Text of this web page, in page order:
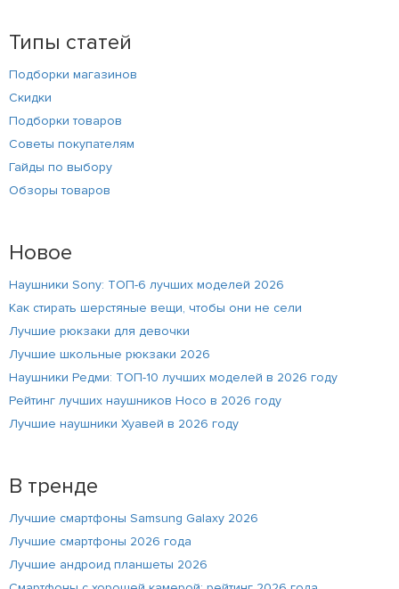
Типы статей
Подборки магазинов
Скидки
Подборки товаров
Советы покупателям
Гайды по выбору
Обзоры товаров
Новое
Наушники Sony: ТОП-6 лучших моделей 2026
Как стирать шерстяные вещи, чтобы они не сели
Лучшие рюкзаки для девочки
Лучшие школьные рюкзаки 2026
Наушники Редми: ТОП-10 лучших моделей в 2026 году
Рейтинг лучших наушников Hoco в 2026 году
Лучшие наушники Хуавей в 2026 году
В тренде
Лучшие смартфоны Samsung Galaxy 2026
Лучшие смартфоны 2026 года
Лучшие андроид планшеты 2026